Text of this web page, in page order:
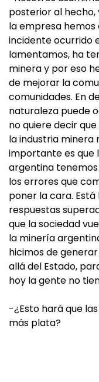
posterior al
la empresa
incidente ocurrido
lamentamos, ha
minera y por eso
de mejorar la
comunidades. En
naturaleza puede
no quiere decir
la industria minera
importante es que
argentina
los errores que
poner la cara.
respuestas
que la sociedad
la minería
hicimos de
allá del Estado,
hoy la gente no
-¿Esto hará que
más plata?